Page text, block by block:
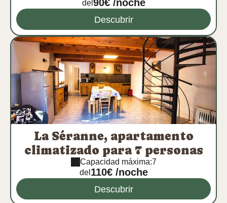
del 90€ /noche
Descubrir
La Séranne, apartamento
climatizado para 7 personas
Capacidad máxima:7
del 110€ /noche
Descubrir